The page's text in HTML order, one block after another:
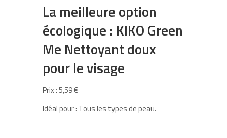
La meilleure option
écologique : KIKO Green
Me Nettoyant doux
pour le visage
Prix : 5,59 €
Idéal pour : Tous les types de peau.